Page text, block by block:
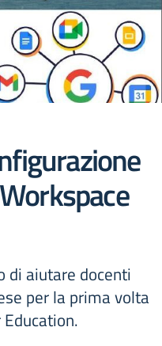
di aiutare docenti
per la prima volta